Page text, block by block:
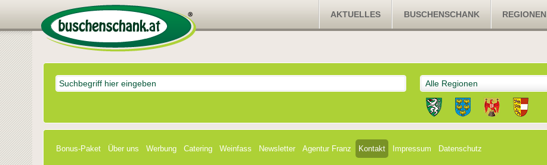
AKTUELLES BUSCHENSCHANK REGIONEN
Alle Regionen
Bonus-Paket Über uns Werbung Catering Weinfass Newsletter Agentur Franz Kontakt Impressum Datenschutz